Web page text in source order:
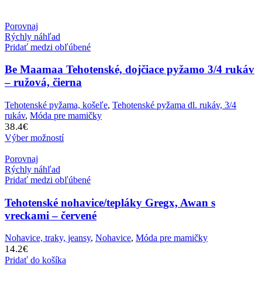
Porovnaj
Rýchly náhľad
Pridať medzi obľúbené
Be Maamaa Tehotenské, dojčiace pyžamo 3/4 rukáv
– ružová, čierna
Tehotenské pyžama, košeľe, Tehotenské pyžama dl. rukáv, 3/4
rukáv, Móda pre mamičky
38.4€
Výber možností
Porovnaj
Rýchly náhľad
Pridať medzi obľúbené
Tehotenské nohavice/tepláky Gregx, Awan s
vreckami – červené
Nohavice, traky, jeansy, Nohavice, Móda pre mamičky
14.2€
Pridať do košíka